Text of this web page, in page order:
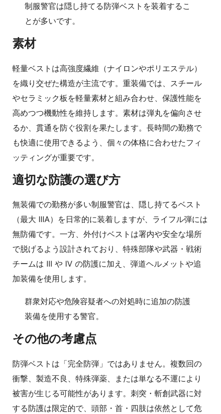
制服警官は隠し持てる防弾ベストを装着するこ
とが多いです。
素材
軽量ベストは高強度繊維（ナイロンやポリエステル）
を織り交ぜた構造が主流です。重装備では、スチール
やセラミック板を軽量素材と組み合わせ、保護性能を
高めつつ機動性を維持します。素材は弾丸を偏向させ
るか、貫通を防ぐ役割を果たします。長時間の勤務で
も快適に使用できるよう、個々の体格に合わせたフィ
ッティングが重要です。
適切な防護の選び方
無装備での勤務が多い制服警官は、隠し持てるベスト
（最大 IIIA）を日常的に装着しますが、ライフル弾には
無防備です。一方、外付けベストは署内や安全な場所
で脱げるよう設計されており、特殊部隊や武器・戦術
チームは III や IV の防護に加え、弾道ヘルメットや追
加装備を使用します。
群衆対応や危険容疑者への対処時に追加の防護
装備を使用する警官。
その他の考慮点
防弾ベストは「完全防弾」ではありません。複数回の
衝撃、製造不良、特殊弾薬、または単なる不運により
被害が生じる可能性があります。刺突・斬創武器に対
する防護は限定的で、頭部・首・四肢は依然として危